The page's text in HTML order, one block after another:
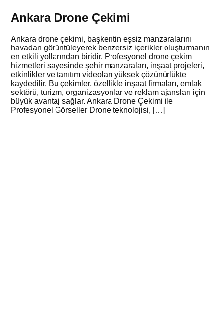
Ankara Drone Çekimi
Ankara drone çekimi, başkentin eşsiz manzaralarını
havadan görüntüleyerek benzersiz içerikler oluşturmanın
en etkili yollarından biridir. Profesyonel drone çekim
hizmetleri sayesinde şehir manzaraları, inşaat projeleri,
etkinlikler ve tanıtım videoları yüksek çözünürlükte
kaydedilir. Bu çekimler, özellikle inşaat firmaları, emlak
sektörü, turizm, organizasyonlar ve reklam ajansları için
büyük avantaj sağlar. Ankara Drone Çekimi ile
Profesyonel Görseller Drone teknolojisi, […]